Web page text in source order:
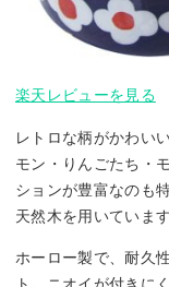
楽天レビューを見る
レトロな柄がかわい
モン・りんごたち・
ションが豊富なのも
天然木を用いています
ホーロー製で、耐久
ト。ニオイが付きに